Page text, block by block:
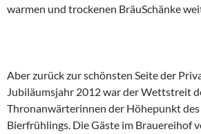
warmen und trockenen BräuSchänke
Aber zurück zur schönsten Seite der
Jubiläumsjahr 2012 war der Wettstreit
Thronanwärterinnen der Höhepunkt des
Bierfrühlings. Die Gäste im Brauereihof